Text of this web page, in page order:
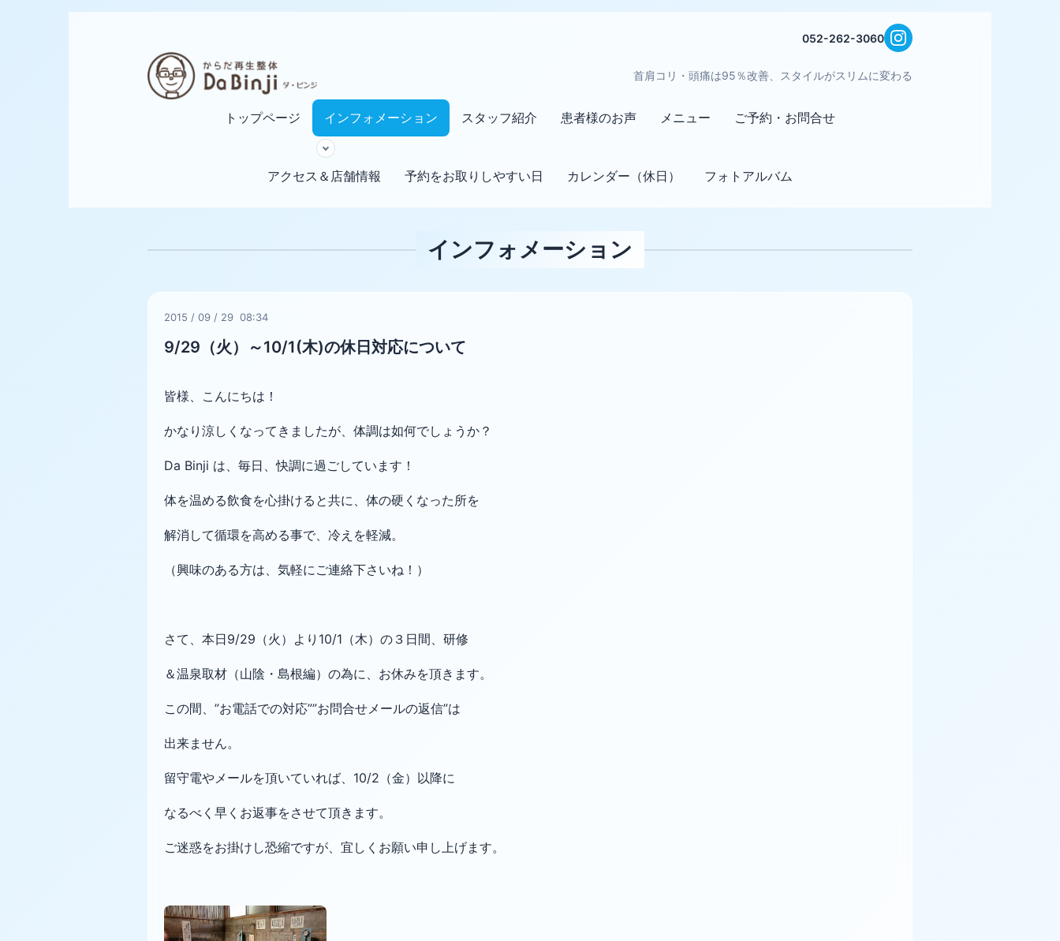
052-262-3060
首肩コリ・頭痛は95％改善、スタイルがスリムに変わる
トップページ インフォメーション スタッフ紹介 患者様のお声 メニュー ご予約・お問合せ
アクセス＆店舗情報 予約をお取りしやすい日 カレンダー（休日） フォトアルバム
インフォメーション
2015 / 09 / 29 08:34
9/29（火）～10/1(木)の休日対応について
皆様、こんにちは！
かなり涼しくなってきましたが、体調は如何でしょうか？
Da Binji は、毎日、快調に過ごしています！
体を温める飲食を心掛けると共に、体の硬くなった所を
解消して循環を高める事で、冷えを軽減。
（興味のある方は、気軽にご連絡下さいね！）
さて、本日9/29（火）より10/1（木）の３日間、 研修
＆温泉取材（山陰・島根編） の為に、お休みを頂きます。
この間、”お電話での対応””お問合せメールの返信”は
出来ません。
留守電やメールを頂いていれば、10/2（金）以降に
なるべく早くお返事をさせて頂きます。
ご迷惑をお掛けし恐縮ですが、宜しくお願い申し上げます。